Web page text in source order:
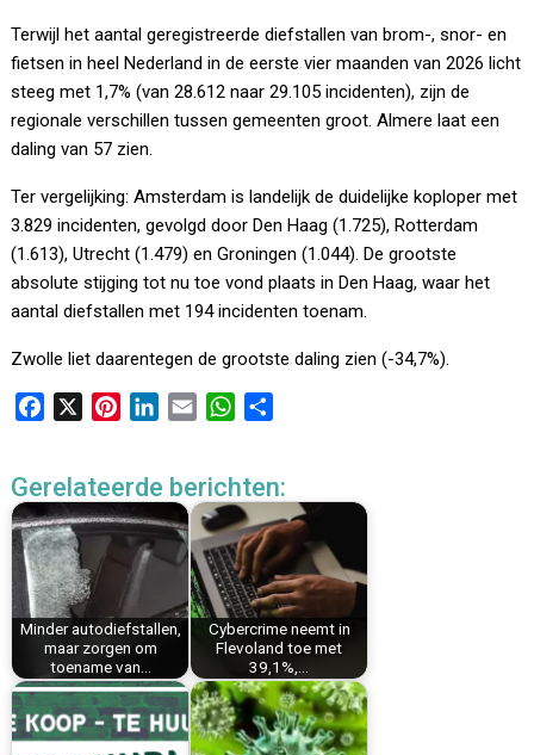
Terwijl het aantal geregistreerde diefstallen van brom-, snor- en
fietsen in heel Nederland in de eerste vier maanden van 2026 licht
steeg met 1,7% (van 28.612 naar 29.105 incidenten), zijn de
regionale verschillen tussen gemeenten groot. Almere laat een
daling van 57 zien.
Ter vergelijking: Amsterdam is landelijk de duidelijke koploper met
3.829 incidenten, gevolgd door Den Haag (1.725), Rotterdam
(1.613), Utrecht (1.479) en Groningen (1.044). De grootste
absolute stijging tot nu toe vond plaats in Den Haag, waar het
aantal diefstallen met 194 incidenten toenam.
Zwolle liet daarentegen de grootste daling zien (-34,7%).
e
b
o
o
k
t
e
e
s
t
k
e
n
i
l
W
t
s
A
p
p
e
n
Gerelateerde berichten:
Minder autodiefstallen,
maar zorgen om
toename van…
Cybercrime neemt in
Flevoland toe met
39,1%,…